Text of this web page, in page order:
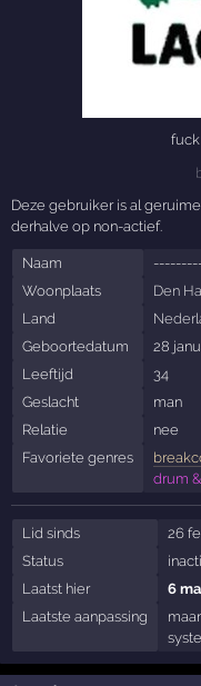
Deze gebruiker is al
derhalve op non-actief.
Naam
Woonplaats
Den
Land
Geboortedatum
28
Leeftijd
34
Geslacht
man
Relatie
nee
Favoriete genres
drum
Lid sinds
26
Status
Laatst hier
6
Laatste aanpassing